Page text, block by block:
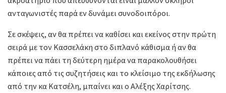
ανταγωνιστές παρά εν δυνάμει συνοδοιπόροι.
Σε σκέψεις, αν θα πρέπει να καθίσει και εκείνος στην πρώτη
σειρά με τον Κασσελάκη στο διπλανό κάθισμα ή αν θα
πρέπει να πάει τη δεύτερη ημέρα να παρακολουθήσει
κάποιες από τις συζητήσεις και το κλείσιμο της εκδήλωσης
από την κα Κατσέλη, μπαίνει και ο Αλέξης Χαρίτσης.